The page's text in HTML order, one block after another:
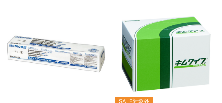
SALE対象外